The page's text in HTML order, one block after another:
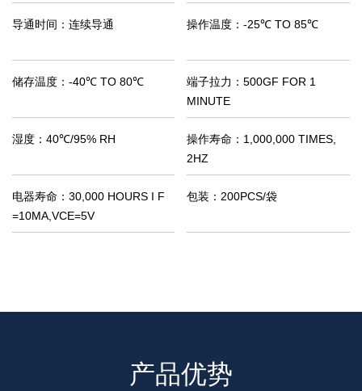
导通时间： 连续导通 操作温度：-25℃ TO 85℃
储存温度： -40℃ TO 80℃ 端子拉力：500GF FOR 1
MINUTE
湿度： 40℃/95% RH 操作寿命： 1,000,000 TIMES,
2HZ
电器寿命： 30,000 HOURS I F
=10MA,VCE=5V
包装： 200PCS/袋
产品优势